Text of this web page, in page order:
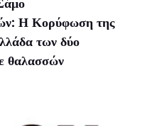
Η Κορύφωση της
των δύο
θαλασσών